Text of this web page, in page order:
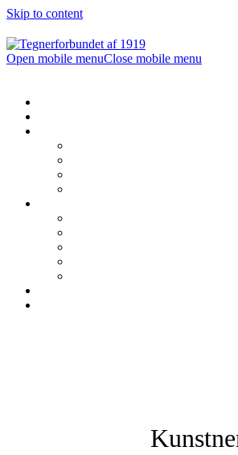
Skip to content
Open mobile menuClose mobile menu